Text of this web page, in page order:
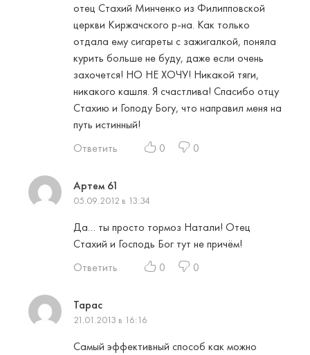
отец Стахий Минченко из Филипповской
церкви Киржачского р-на. Как только
отдала ему сигареты с зажигалкой, поняла
курить больше не буду, даже если очень
захочется! НО НЕ ХОЧУ! Никакой тяги,
никакого кашля. Я счастлива! Спасибо отцу
Стахию и Гоподу Богу, что направил меня на
путь истинный!
Ответить
0 0
Артем 61
05.09.2012 в 13:34
Да… ты просто тормоз Натали! Отец
Стахий и Господь Бог тут не причём!
Ответить
0 0
Тарас
21.01.2013 в 16:16
Самый эффективный способ как можно